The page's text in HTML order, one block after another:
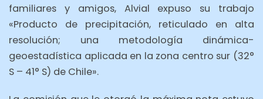
familiares y amigos, Alvial expuso su trabajo
«Producto de precipitación, reticulado en alta
resolución; una metodología dinámica-
geoestadística aplicada en la zona centro sur (32°
S – 41° S) de Chile».